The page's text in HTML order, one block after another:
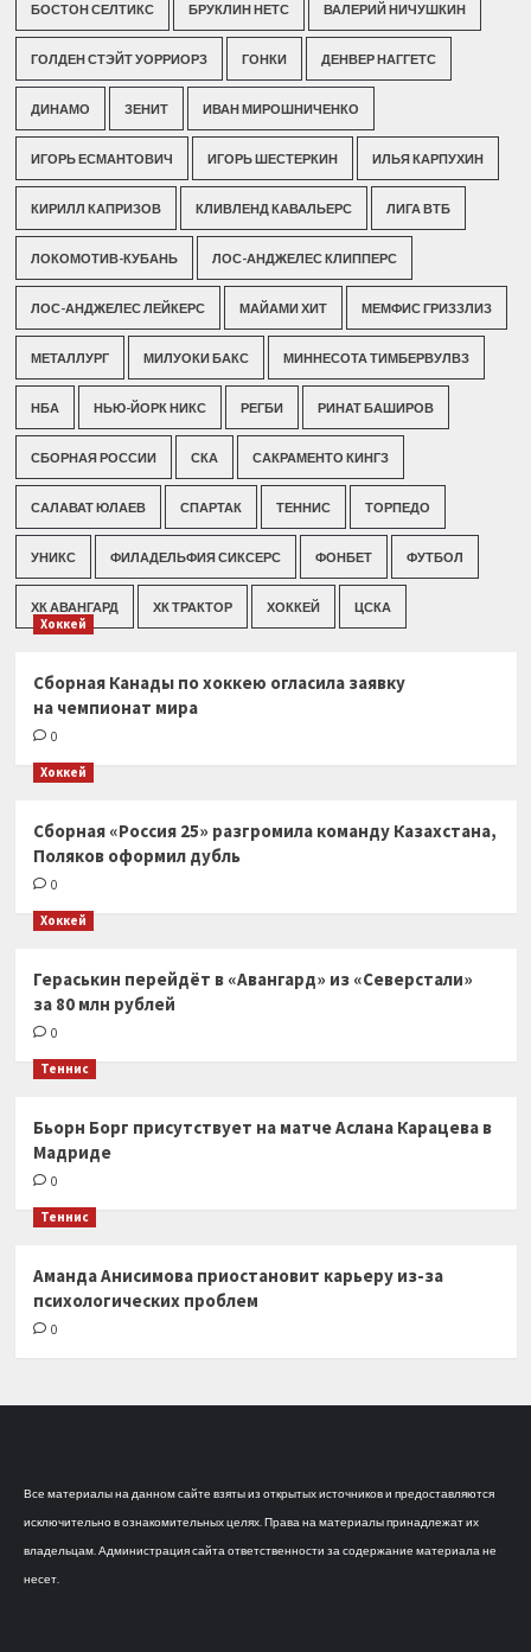
БОСТОН СЕЛТИКС БРУКЛИН НЕТС ВАЛЕРИЙ НИЧУШКИН
ГОЛДЕН СТЭЙТ УОРРИОРЗ ГОНКИ ДЕНВЕР НАГГЕТС
ДИНАМО ЗЕНИТ ИВАН МИРОШНИЧЕНКО
ИГОРЬ ЕСМАНТОВИЧ ИГОРЬ ШЕСТЕРКИН ИЛЬЯ КАРПУХИН
КИРИЛЛ КАПРИЗОВ КЛИВЛЕНД КАВАЛЬЕРС ЛИГА ВТБ
ЛОКОМОТИВ-КУБАНЬ ЛОС-АНДЖЕЛЕС КЛИППЕРС
ЛОС-АНДЖЕЛЕС ЛЕЙКЕРС МАЙАМИ ХИТ МЕМФИС ГРИЗЗЛИЗ
МЕТАЛЛУРГ МИЛУОКИ БАКС МИННЕСОТА ТИМБЕРВУЛВЗ
НБА НЬЮ-ЙОРК НИКС РЕГБИ РИНАТ БАШИРОВ
СБОРНАЯ РОССИИ СКА САКРАМЕНТО КИНГЗ
САЛАВАТ ЮЛАЕВ СПАРТАК ТЕННИС ТОРПЕДО
УНИКС ФИЛАДЕЛЬФИЯ СИКСЕРС ФОНБЕТ ФУТБОЛ
ХК АВАНГАРД ХК ТРАКТОР ХОККЕЙ ЦСКА
Хоккей
Сборная Канады по хоккею огласила заявку
на чемпионат мира
0
Хоккей
Сборная «Россия 25» разгромила команду Казахстана,
Поляков оформил дубль
0
Хоккей
Гераськин перейдёт в «Авангард» из «Северстали»
за 80 млн рублей
0
Теннис
Бьорн Борг присутствует на матче Аслана Карацева в
Мадриде
0
Теннис
Аманда Анисимова приостановит карьеру из-за
психологических проблем
0
Все материалы на данном сайте взяты из открытых источников и предоставляются
исключительно в ознакомительных целях. Права на материалы принадлежат их
владельцам. Администрация сайта ответственности за содержание материала не
несет.